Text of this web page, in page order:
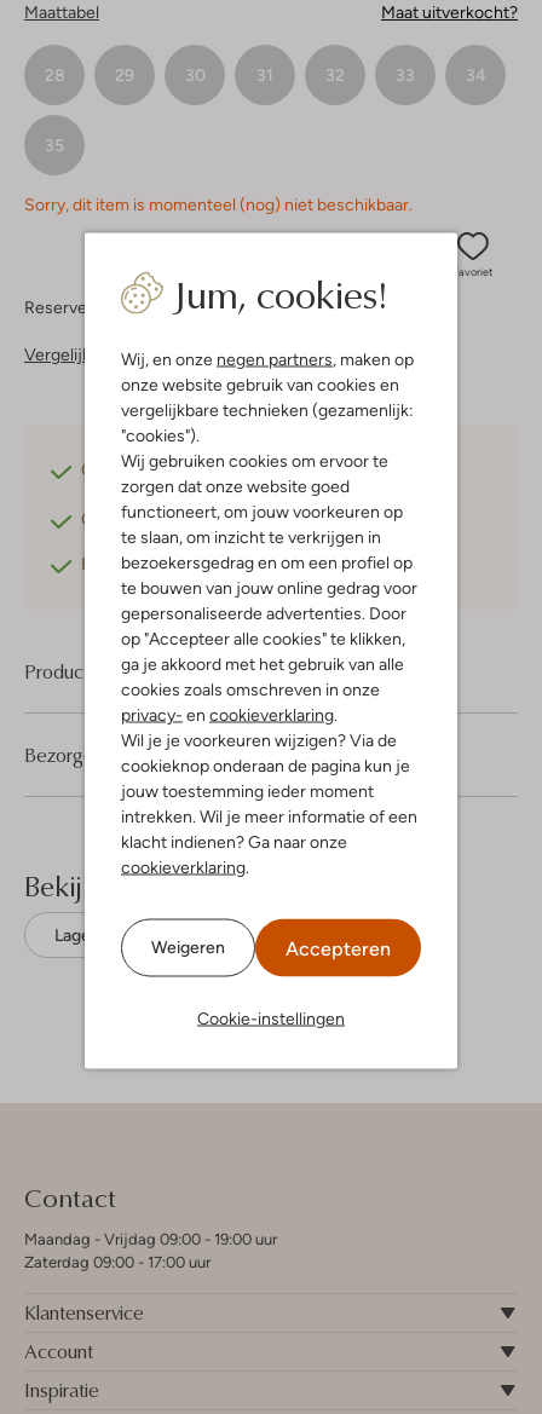
Jum, cookies!
Wij, en onze negen partners , maken op
onze website gebruik van cookies en
vergelijkbare technieken (gezamenlijk:
"cookies").
Wij gebruiken cookies om ervoor te
zorgen dat onze website goed
functioneert, om jouw voorkeuren op
te slaan, om inzicht te verkrijgen in
bezoekersgedrag en om een profiel op
te bouwen van jouw online gedrag voor
gepersonaliseerde advertenties. Door
op "Accepteer alle cookies" te klikken,
ga je akkoord met het gebruik van alle
cookies zoals omschreven in onze
privacy- en cookieverklaring
Wil je je voorkeuren wijzigen? Via de
cookieknop onderaan de pagina kun je
jouw toestemming ieder moment
intrekken. Wil je meer informatie of een
klacht indienen? Ga naar onze
cookieverklaring
Weigeren Accepteren
Cookie-instellingen
Maattabel Maat uitverkocht?
28 29 30 31 32 33 34
35
Sorry, dit item is momenteel (nog) niet beschikbaar.
Favoriet
Reserveer direct in een van onze 37 boutiques
Vergelijkbare items
Gratis verzendingvanaf €75,-
Gratis retournerenbinnen 30 dagen*
Betaal achterafmet Klarna
Product informatie
Bezorgen & retourneren
Bekijk meer
Lage sneakers Veja
Contact
Maandag - Vrijdag 09:00 - 19:00 uur
Zaterdag 09:00 - 17:00 uur
Klantenservice
Account
Inspiratie